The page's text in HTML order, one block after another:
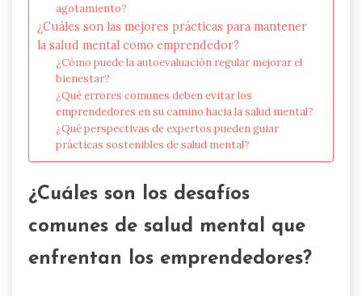
agotamiento?
¿Cuáles son las mejores prácticas para mantener
la salud mental como emprendedor?
¿Cómo puede la autoevaluación regular mejorar el
bienestar?
¿Qué errores comunes deben evitar los
emprendedores en su camino hacia la salud mental?
¿Qué perspectivas de expertos pueden guiar
prácticas sostenibles de salud mental?
¿Cuáles son los desafíos
comunes de salud mental que
enfrentan los emprendedores?